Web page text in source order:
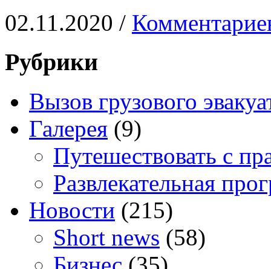
02.11.2020 /
Рубрики
Вызов грузового
Галерея (9)
Путешествовать с
Развлекательная
Новости (215)
Short news (58)